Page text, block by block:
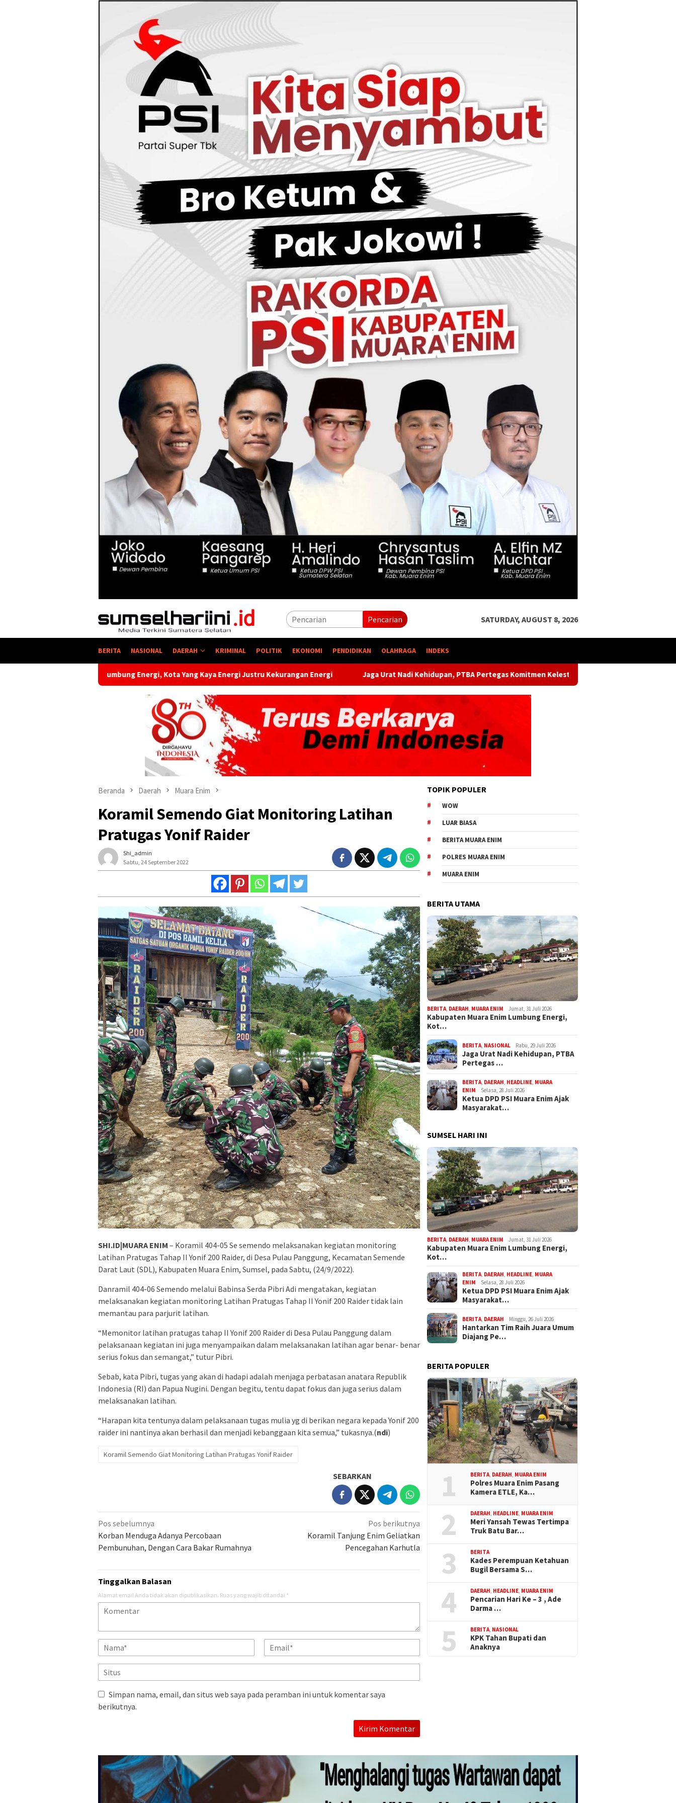
Pencarian SATURDAY, AUGUST 8, 2026
BERITA NASIONAL DAERAH KRIMINAL POLITIK EKONOMI PENDIDIKAN OLAHRAGA INDEKS
Energi, Kota Yang Kaya Energi Justru Kekurangan Energi Jaga Urat Nadi Kehidupan, PTBA Pertegas Komitmen Kelestarian Sungai dalam Konferensi Sungai Indonesia 2026
Beranda Daerah Muara Enim
Koramil Semendo Giat Monitoring Latihan
Pratugas Yonif Raider
Shi_admin
Sabtu, 24 September 2022
SHI.ID|MUARA ENIM – Koramil 404-05 Se semendo melaksanakan kegiatan monitoring
Latihan Pratugas Tahap II Yonif 200 Raider, di Desa Pulau Panggung, Kecamatan Semende
Darat Laut (SDL), Kabupaten Muara Enim, Sumsel, pada Sabtu, (24/9/2022).
Danramil 404-06 Semendo melalui Babinsa Serda Pibri Adi mengatakan, kegiatan
melaksanakan kegiatan monitoring Latihan Pratugas Tahap II Yonif 200 Raider tidak lain
memantau para parjurit latihan.
“Memonitor latihan pratugas tahap II Yonif 200 Raider di Desa Pulau Panggung dalam
pelaksanaan kegiatan ini juga menyampaikan dalam melaksanakan latihan agar benar- benar
serius fokus dan semangat,” tutur Pibri.
Sebab, kata Pibri, tugas yang akan di hadapi adalah menjaga perbatasan anatara Republik
Indonesia (RI) dan Papua Nugini. Dengan begitu, tentu dapat fokus dan juga serius dalam
melaksanakan latihan.
“Harapan kita tentunya dalam pelaksanaan tugas mulia yg di berikan negara kepada Yonif 200
raider ini nantinya akan berhasil dan menjadi kebanggaan kita semua,” tukasnya.(ndi)
Koramil Semendo Giat Monitoring Latihan Pratugas Yonif Raider
SEBARKAN
Navigasi
pos
Pos sebelumnya
Korban Menduga Adanya Percobaan
Pembunuhan, Dengan Cara Bakar Rumahnya
Pos berikutnya
Koramil Tanjung Enim Geliatkan
Pencegahan Karhutla
Tinggalkan Balasan
Alamat email Anda tidak akan dipublikasikan. Ruas yang wajib ditandai *
Simpan nama, email, dan situs web saya pada peramban ini untuk komentar saya
berikutnya.
TOPIK POPULER
WOW
LUAR BIASA
BERITA MUARA ENIM
POLRES MUARA ENIM
MUARA ENIM
BERITA UTAMA
BERITA DAERAH MUARA ENIM Jumat, 31 Juli 2026
Kabupaten Muara Enim Lumbung Energi,
Kot…
BERITA NASIONAL Rabu, 29 Juli 2026
Jaga Urat Nadi Kehidupan, PTBA
Pertegas …
BERITA DAERAH HEADLINE MUARA
ENIM
Selasa, 28 Juli 2026
Ketua DPD PSI Muara Enim Ajak
Masyarakat…
SUMSEL HARI INI
BERITA, DAERAH, MUARA ENIM Jumat, 31 Juli 2026
Kabupaten Muara Enim Lumbung Energi,
Kot…
BERITA, DAERAH, HEADLINE, MUARA
ENIM
Selasa, 28 Juli 2026
Ketua DPD PSI Muara Enim Ajak
Masyarakat…
BERITA, DAERAH Minggu, 26 Juli 2026
Hantarkan Tim Raih Juara Umum
Diajang Pe…
BERITA POPULER
1 BERITA, DAERAH, MUARA ENIM
Polres Muara Enim Pasang
Kamera ETLE, Ka…
2 DAERAH, HEADLINE, MUARA ENIM
Meri Yansah Tewas Tertimpa
Truk Batu Bar…
3 BERITA
Kades Perempuan Ketahuan
Bugil Bersama S…
4 DAERAH, HEADLINE, MUARA ENIM
Pencarian Hari Ke – 3 , Ade
Darma …
5 BERITA, NASIONAL
KPK Tahan Bupati dan
Anaknya